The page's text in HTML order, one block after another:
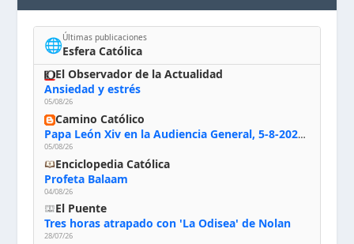
🌐Últimas publicaciones
Esfera Católica
El Observador de la Actualidad
Ansiedad y estrés
05/08/26
Camino Católico
Papa León Xiv en la Audiencia General, 5-8-2026: «Dios en el primer puesto; la oración, nuestra primera obligación; la liturgia, la primera fuente de la vida divina que se nos comunica, la primera escuela de nuestra vida espiritual»
05/08/26
Enciclopedia Católica
Profeta Balaam
04/08/26
El Puente
Tres horas atrapado con 'La Odisea' de Nolan
28/07/26